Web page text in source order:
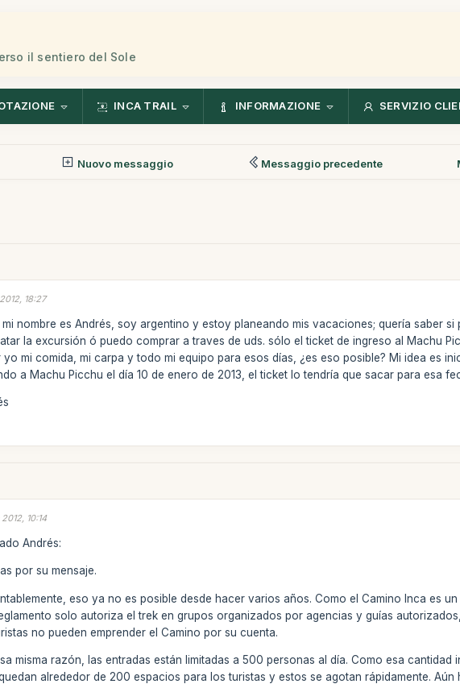
il sentiero del Sole
INCA TRAIL INFORMAZIONE SERVIZIO
Nuovo messaggio Messaggio precedente
18:27
mi nombre es Andrés, soy argentino y estoy planeando mis vacaciones; quería saber
la excursión ó puedo comprar a traves de uds. sólo el ticket de ingreso al Machu
yo mi comida, mi carpa y todo mi equipo para esos días, ¿es eso posible? Mi idea es
a Machu Picchu el día 10 de enero de 2013, el ticket lo tendría que sacar para esa
10:14
Andrés:
por su mensaje.
eso ya no es posible desde hacer varios años. Como el Camino Inca es
solo autoriza el trek en grupos organizados por agencias y guías
no pueden emprender el Camino por su cuenta.
misma razón, las entradas están limitadas a 500 personas al día. Como esa
alrededor de 200 espacios para los turistas y estos se agotan rápidamente.